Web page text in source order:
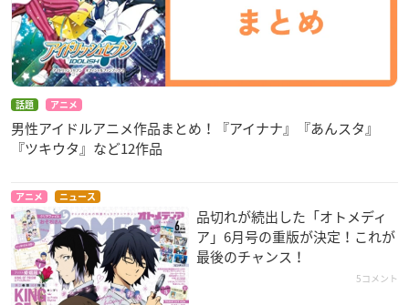
話題 アニメ
男性アイドルアニメ作品まとめ！『アイナナ』『あんスタ』
『ツキウタ』など12作品
アニメ ニュース
品切れが続出した「オトメディ
ア」6月号の重版が決定！これが
最後のチャンス！
5コメント